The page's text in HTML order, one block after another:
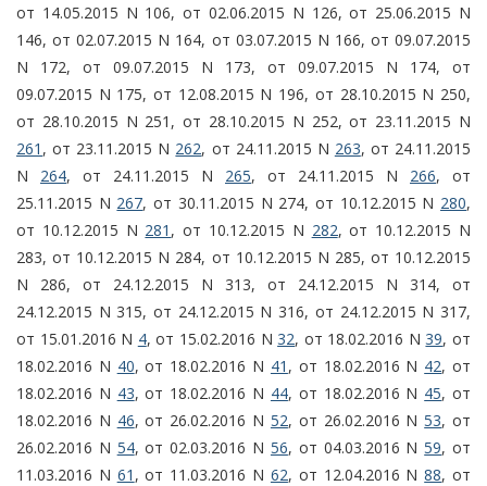
от 14.05.2015 N 106, от 02.06.2015 N 126, от 25.06.2015 N
146, от 02.07.2015 N 164, от 03.07.2015 N 166, от 09.07.2015
N 172, от 09.07.2015 N 173, от 09.07.2015 N 174, от
09.07.2015 N 175, от 12.08.2015 N 196, от 28.10.2015 N 250,
от 28.10.2015 N 251, от 28.10.2015 N 252, от 23.11.2015 N
261 , от 23.11.2015 N 262, от 24.11.2015 N 263, от 24.11.2015
N 264, от 24.11.2015 N 265, от 24.11.2015 N 266, от
25.11.2015 N 267, от 30.11.2015 N 274, от 10.12.2015 N 280,
от 10.12.2015 N 281 , от 10.12.2015 N 282, от 10.12.2015 N
283, от 10.12.2015 N 284, от 10.12.2015 N 285, от 10.12.2015
N 286, от 24.12.2015 N 313, от 24.12.2015 N 314, от
24.12.2015 N 315, от 24.12.2015 N 316, от 24.12.2015 N 317,
от 15.01.2016 N 4, от 15.02.2016 N32, от 18.02.2016 N39, от
18.02.2016 N 40, от 18.02.2016 N 41 , от 18.02.2016 N 42, от
18.02.2016 N 43, от 18.02.2016 N 44, от 18.02.2016 N 45, от
18.02.2016 N 46, от 26.02.2016 N 52, от 26.02.2016 N53, от
26.02.2016 N 54, от 02.03.2016 N 56, от 04.03.2016 N59, от
11.03.2016 N 61 , от 11.03.2016 N 62, от 12.04.2016 N88, от